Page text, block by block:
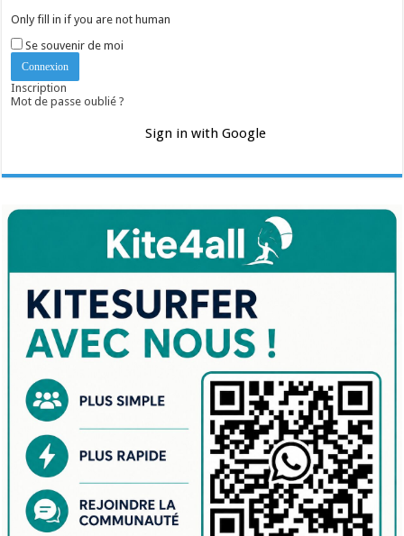
Only fill in if you are not human
Se souvenir de moi
Inscription
Mot de passe oublié ?
Sign in with Google